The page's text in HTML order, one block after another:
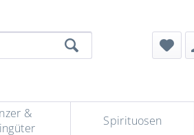
&
Spirituosen